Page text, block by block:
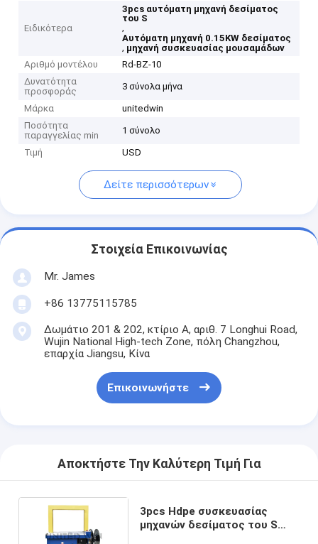
Ειδικότερα
3pcs αυτόματη μηχανή δεσίματος
του S
,
Αυτόματη μηχανή 0.15KW δεσίματος
, μηχανή συσκευασίας μουσαμάδων
Αριθμό μοντέλου
Rd-BZ-10
Δυνατότητα
προσφοράς
3 σύνολα μήνα
Μάρκα
unitedwin
Ποσότητα
παραγγελίας min
1 σύνολο
Τιμή USD
Δείτε περισσότερων
Στοιχεία Επικοινωνίας
Mr. James
+86 13775115785
Δωμάτιο 201 & 202, κτίριο Α, αριθ. 7 Longhui Road,
Wujin National High-tech Zone, πόλη Changzhou,
επαρχία Jiangsu, Κίνα
Επικοινωνήστε
Αποκτήστε Την Καλύτερη Τιμή Για
3pcs Hdpe συσκευασίας
μηχανών δεσίματος του S